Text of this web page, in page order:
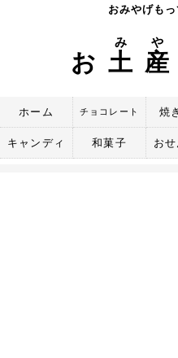
おみやげもっ
お 土
み
産
や
ホーム チョコレート 焼
キャンディ 和菓子 お